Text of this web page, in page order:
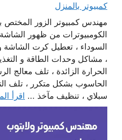
كمبيوتر بالمنزل
مهندس كمبيوتر الزور المختص
الكومبيوترات من ظهور
السوداء ، تعطيل كرت
، مشاكل وحدات الطاقة و
الحرارة الزائدة ، تلف معالج
الحاسوب بشكل متكرر ، تلف
سبلاي ، تنظيف مآخذ ... اقرأ